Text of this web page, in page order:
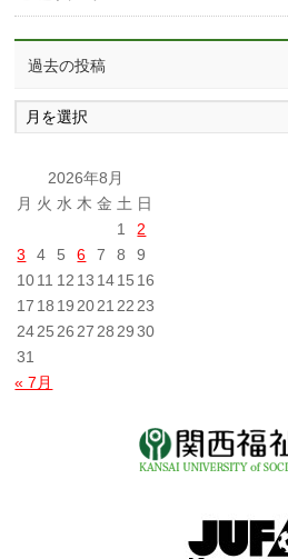
過去の投稿
過
去
稿
2026年8月
月 火 水 木 金 土 日
1
2
3
4 5 6 7 8
9
1011 12 13 1415 16
17 18 19 2021 22 23
2425 26 27 28 29 30
31
« 7月